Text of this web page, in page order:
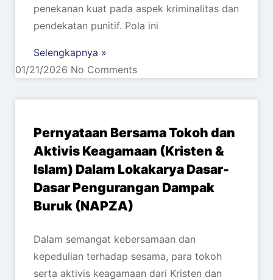
penekanan kuat pada aspek kriminalitas dan
pendekatan punitif. Pola ini
Selengkapnya »
01/21/2026 No Comments
Pernyataan Bersama Tokoh dan
Aktivis Keagamaan (Kristen &
Islam) Dalam Lokakarya Dasar-
Dasar Pengurangan Dampak
Buruk (NAPZA)
Dalam semangat kebersamaan dan
kepedulian terhadap sesama, para tokoh
serta aktivis keagamaan dari Kristen dan